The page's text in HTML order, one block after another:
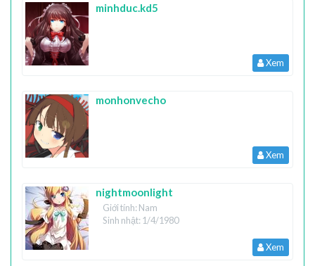
minhduc.kd5
Xem
monhonvecho
Xem
nightmoonlight
Giới tính: Nam
Sinh nhật: 1/4/1980
Xem